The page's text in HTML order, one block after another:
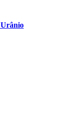
Urânio